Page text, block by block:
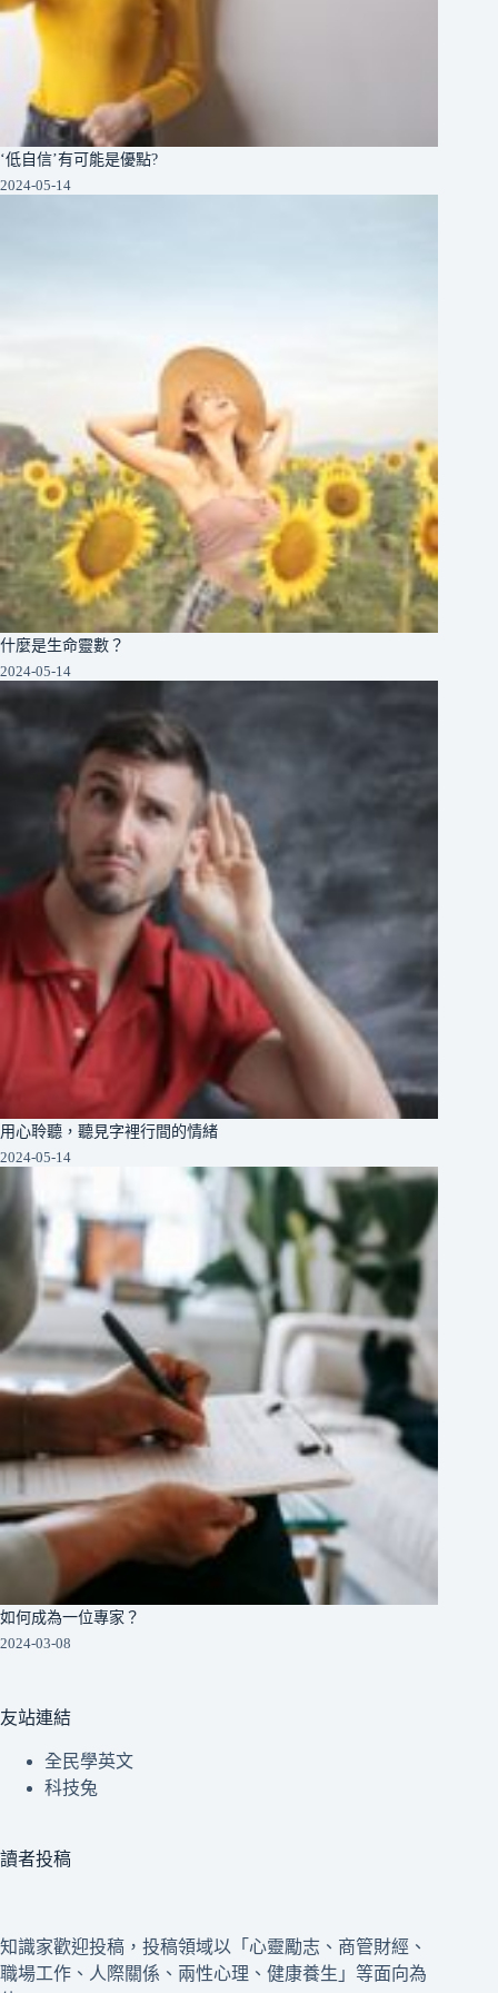
‘低自信’有可能是優點?
2024-05-14
什麼是生命靈數？
2024-05-14
用心聆聽，聽見字裡行間的情緒
2024-05-14
如何成為一位專家？
2024-03-08
友站連結
全民學英文
科技兔
讀者投稿
知識家歡迎投稿，投稿領域以「心靈勵志、商管財經、
職場工作、人際關係、兩性心理、健康養生」等面向為